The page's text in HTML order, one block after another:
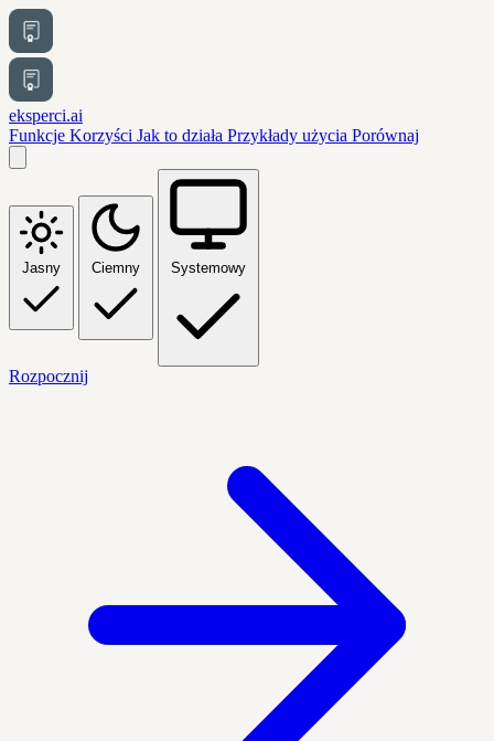
eksperci.ai
Funkcje Korzyści Jak to działa Przykłady użycia Porównaj
Jasny Ciemny Systemowy
Rozpocznij